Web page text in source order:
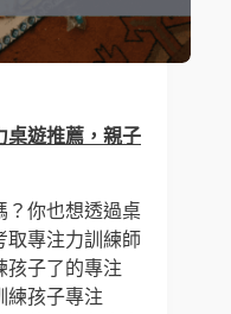
桌遊推薦，親子
？你也想透過桌
取專注力訓練師
孩子了的專注
練孩子專注